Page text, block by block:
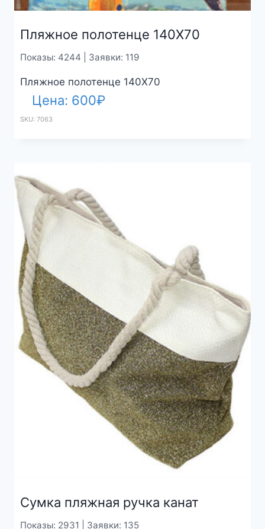
Пляжное полотенце 140Х70
Показы: 4244 | Заявки: 119
Пляжное полотенце 140Х70
Цена: 600₽
SKU: 7063
Сумка пляжная ручка канат
Показы: 2931 | Заявки: 135